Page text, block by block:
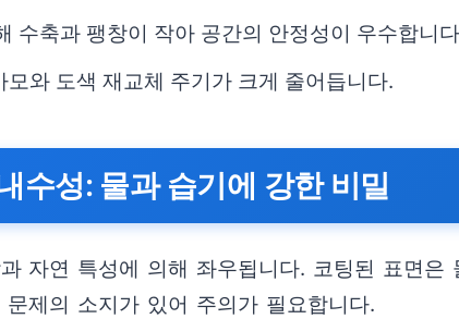
수축과 팽창이 작아 공간의 안정성이 우수합니
와 도색 재교체 주기가 크게 줄어듭니다.
수성: 물과 습기에 강한 비밀
자연 특성에 의해 좌우됩니다. 코팅된 표면
제의 소지가 있어 주의가 필요합니다.